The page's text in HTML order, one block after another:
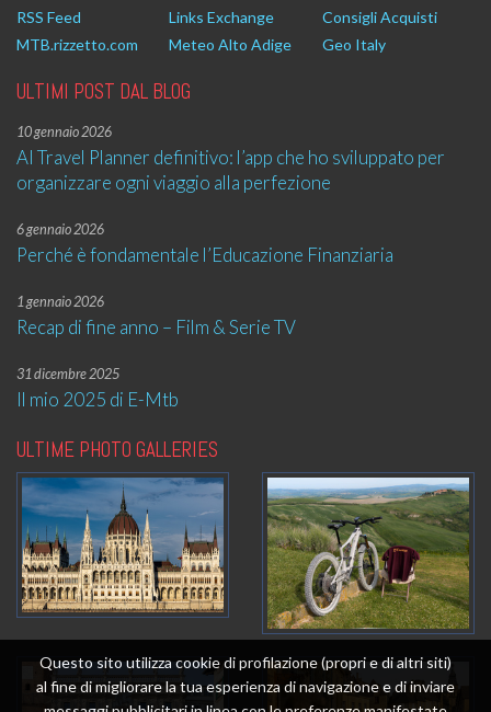
RSS Feed
Links Exchange
Consigli Acquisti
MTB.rizzetto.com
Meteo Alto Adige Geo Italy
ULTIMI POST DAL BLOG
10 gennaio 2026
AI Travel Planner definitivo: l’app che ho sviluppato per
organizzare ogni viaggio alla perfezione
6 gennaio 2026
Perché è fondamentale l’Educazione Finanziaria
1 gennaio 2026
Recap di fine anno – Film & Serie TV
31 dicembre 2025
Il mio 2025 di E-Mtb
ULTIME PHOTO GALLERIES
Questo sito utilizza cookie di profilazione (propri e di altri siti)
al fine di migliorare la tua esperienza di navigazione e di inviare